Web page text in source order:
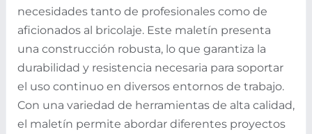
necesidades tanto de profesionales como de
aficionados al bricolaje. Este maletín presenta
una construcción robusta, lo que garantiza la
durabilidad y resistencia necesaria para soportar
el uso continuo en diversos entornos de trabajo.
Con una variedad de herramientas de alta calidad,
el maletín permite abordar diferentes proyectos